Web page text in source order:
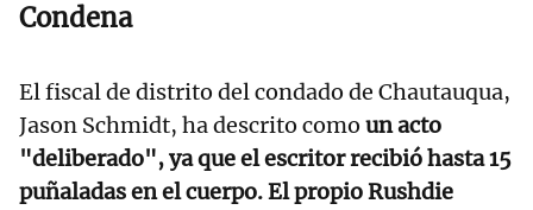
Condena
El fiscal de distrito del condado de Chautauqua,
Jason Schmidt, ha descrito como un acto
"deliberado", ya que el escritor recibió hasta 15
puñaladas en el cuerpo. El propio Rushdie